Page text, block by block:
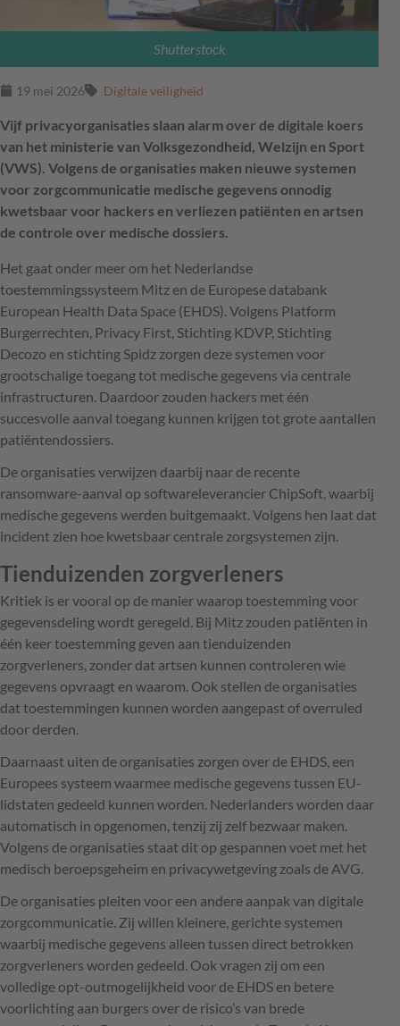
Shutterstock
19 mei 2026 Digitale veiligheid
Vijf privacyorganisaties slaan alarm over de digitale koers
van het ministerie van Volksgezondheid, Welzijn en Sport
(VWS). Volgens de organisaties maken nieuwe systemen
voor zorgcommunicatie medische gegevens onnodig
kwetsbaar voor hackers en verliezen patiënten en artsen
de controle over medische dossiers.
Het gaat onder meer om het Nederlandse
toestemmingssysteem Mitz en de Europese databank
European Health Data Space (EHDS). Volgens Platform
Burgerrechten, Privacy First, Stichting KDVP, Stichting
Decozo en stichting Spidz zorgen deze systemen voor
grootschalige toegang tot medische gegevens via centrale
infrastructuren. Daardoor zouden hackers met één
succesvolle aanval toegang kunnen krijgen tot grote aantallen
patiëntendossiers.
De organisaties verwijzen daarbij naar de recente
ransomware-aanval op softwareleverancier ChipSoft, waarbij
medische gegevens werden buitgemaakt. Volgens hen laat dat
incident zien hoe kwetsbaar centrale zorgsystemen zijn.
Tienduizenden zorgverleners
Kritiek is er vooral op de manier waarop toestemming voor
gegevensdeling wordt geregeld. Bij Mitz zouden patiënten in
één keer toestemming geven aan tienduizenden
zorgverleners, zonder dat artsen kunnen controleren wie
gegevens opvraagt en waarom. Ook stellen de organisaties
dat toestemmingen kunnen worden aangepast of overruled
door derden.
Daarnaast uiten de organisaties zorgen over de EHDS, een
Europees systeem waarmee medische gegevens tussen EU-
lidstaten gedeeld kunnen worden. Nederlanders worden daar
automatisch in opgenomen, tenzij zij zelf bezwaar maken.
Volgens de organisaties staat dit op gespannen voet met het
medisch beroepsgeheim en privacywetgeving zoals de AVG.
De organisaties pleiten voor een andere aanpak van digitale
zorgcommunicatie. Zij willen kleinere, gerichte systemen
waarbij medische gegevens alleen tussen direct betrokken
zorgverleners worden gedeeld. Ook vragen zij om een
volledige opt-outmogelijkheid voor de EHDS en betere
voorlichting aan burgers over de risico’s van brede